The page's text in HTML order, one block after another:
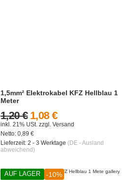
1,5mm² Elektrokabel KFZ Hellblau 1
Meter
1,08 €
1,20 €
inkl. 21% USt. zzgl. Versand
Netto: 0,89 €
Lieferzeit: 2 - 3 Werktage (DE - Ausland
abweichend)
AUF LAGER -10%